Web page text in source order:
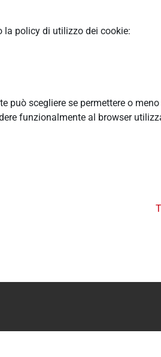
la policy di utilizzo dei cookie:
può scegliere se permettere o
funzionalmente al browser